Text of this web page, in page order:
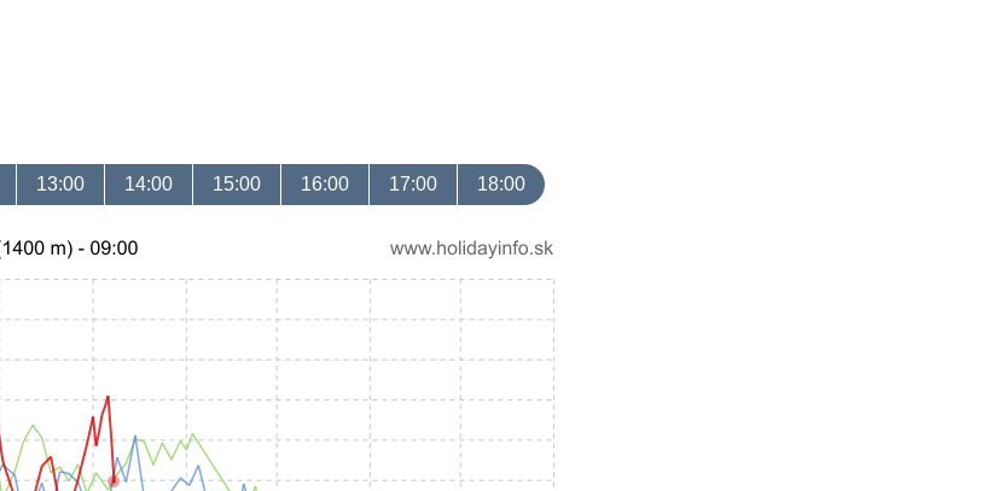
13:00 14:00 15:00 16:00 17:00 18:00